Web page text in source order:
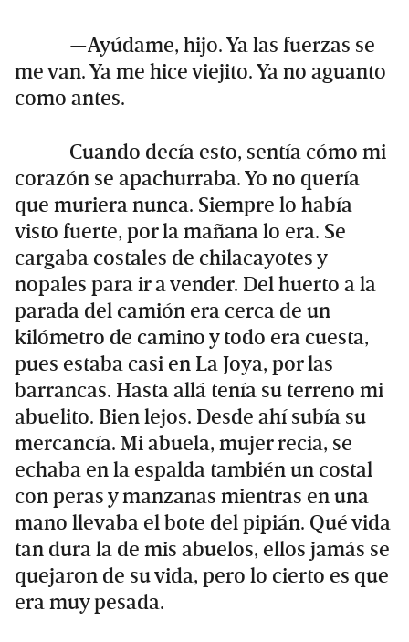
—Ayúdame, hijo. Ya las fuerzas se
me van. Ya me hice viejito. Ya no aguanto
como antes.
Cuando decía esto, sentía cómo mi
corazón se apachurraba. Yo no quería
que muriera nunca. Siempre lo había
visto fuerte, por la mañana lo era. Se
cargaba costales de chilacayotes y
nopales para ir a vender. Del huerto a la
parada del camión era cerca de un
kilómetro de camino y todo era cuesta,
pues estaba casi en La Joya, por las
barrancas. Hasta allá tenía su terreno mi
abuelito. Bien lejos. Desde ahí subía su
mercancía. Mi abuela, mujer recia, se
echaba en la espalda también un costal
con peras y manzanas mientras en una
mano llevaba el bote del pipián. Qué vida
tan dura la de mis abuelos, ellos jamás se
quejaron de su vida, pero lo cierto es que
era muy pesada.